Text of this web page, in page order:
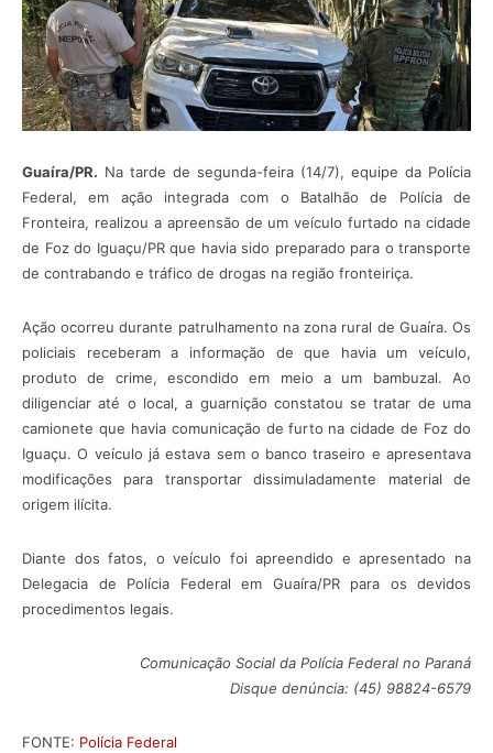
Guaíra/PR. Na tarde de segunda-feira (14/7), equipe da Polícia
Federal, em ação integrada com o Batalhão de Polícia de
Fronteira, realizou a apreensão de um veículo furtado na cidade
de Foz do Iguaçu/PR que havia sido preparado para o transporte
de contrabando e tráfico de drogas na região fronteiriça.
Ação ocorreu durante patrulhamento na zona rural de Guaíra. Os
policiais receberam a informação de que havia um veículo,
produto de crime, escondido em meio a um bambuzal. Ao
diligenciar até o local, a guarnição constatou se tratar de uma
camionete que havia comunicação de furto na cidade de Foz do
Iguaçu. O veículo já estava sem o banco traseiro e apresentava
modificações para transportar dissimuladamente material de
origem ilícita.
Diante dos fatos, o veículo foi apreendido e apresentado na
Delegacia de Polícia Federal em Guaíra/PR para os devidos
procedimentos legais.
Comunicação Social da Polícia Federal no Paraná
Disque denúncia: (45) 98824-6579
FONTE: Polícia Federal